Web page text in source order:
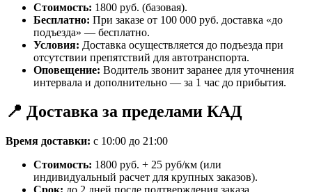
Стоимость: 1800 руб. (базовая).
Бесплатно: При заказе от 100 000 руб. доставка «до
подъезда» — бесплатно.
Условия: Доставка осуществляется до подъезда при
отсутствии препятствий для автотранспорта.
Оповещение: Водитель звонит заранее для уточнения
интервала и дополнительно — за 1 час до прибытия.
📍 Доставка за пределами КАД
Время доставки: с 10:00 до 21:00
Стоимость: 1800 руб. + 25 руб/км (или
индивидуальный расчет для крупных заказов).